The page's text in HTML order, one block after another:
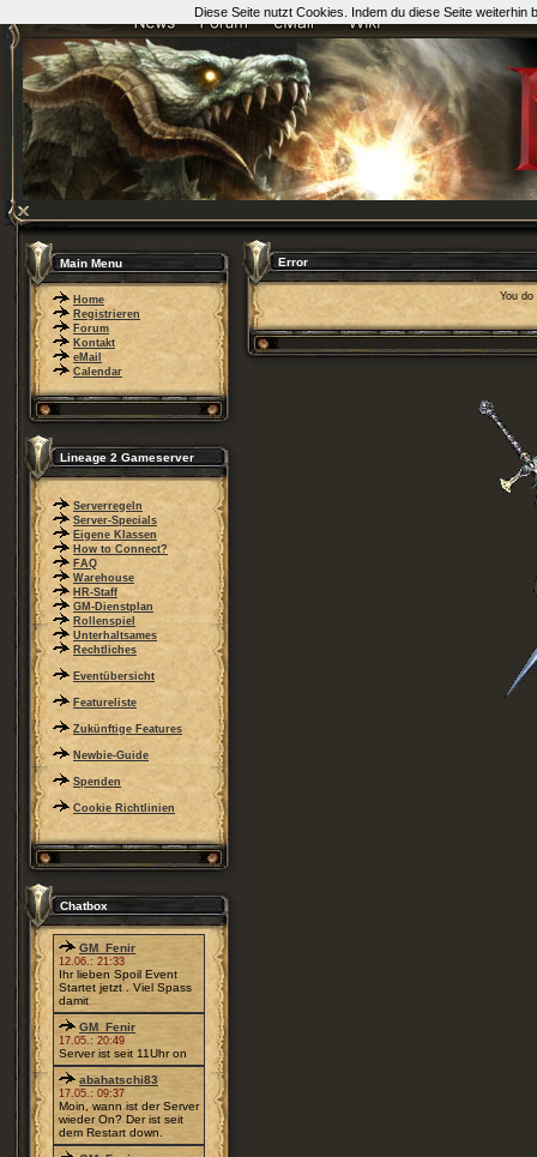
Main Menu
Home
Registrieren
Forum
Kontakt
eMail
Calendar
Lineage 2 Gameserver
Serverregeln
Server-Specials
Eigene Klassen
How to Connect?
FAQ
Warehouse
HR-Staff
GM-Dienstplan
Rollenspiel
Unterhaltsames
Rechtliches
Eventübersicht
Featureliste
Zukünftige Features
Newbie-Guide
Spenden
Cookie Richtlinien
Chatbox
GM_Fenir
12.06.: 21:33
Ihr lieben Spoil Event
Startet jetzt . Viel Spass
damit
GM_Fenir
17.05.: 20:49
Server ist seit 11Uhr on
abahatschi83
17.05.: 09:37
Moin, wann ist der Server
wieder On? Der ist seit
dem Restart down.
Error
You
Diese Seite nutzt Cookies. Indem du diese Seite